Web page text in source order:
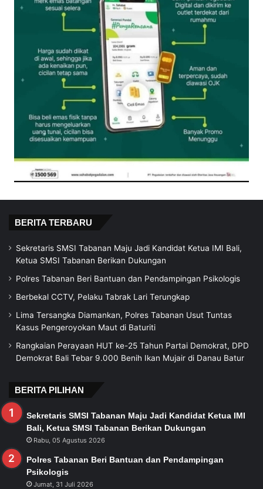
BERITA TERBARU
Sekretaris SMSI Tabanan Maju Jadi Kandidat Ketua IMI Bali,
Ketua SMSI Tabanan Berikan Dukungan
Polres Tabanan Beri Bantuan dan Pendampingan Psikologis
Berbekal CCTV, Pelaku Tabrak Lari Terungkap
Lima Tersangka Diamankan, Polres Tabanan Usut Tuntas
Kasus Pengeroyokan Maut di Baturiti
Rangkaian Perayaan HUT ke-25 Tahun Partai Demokrat, DPD
Demokrat Bali Tebar 9.000 Benih Ikan Mujair di Danau Batur
BERITA PILIHAN
Sekretaris SMSI Tabanan Maju Jadi Kandidat Ketua IMI
Bali, Ketua SMSI Tabanan Berikan Dukungan
Rabu, 05 Agustus 2026
Polres Tabanan Beri Bantuan dan Pendampingan
Psikologis
Jumat, 31 Juli 2026